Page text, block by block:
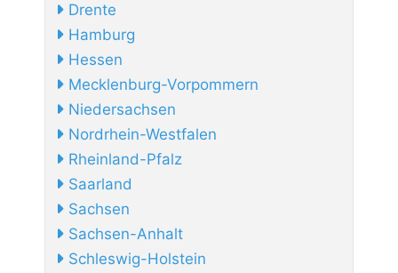
Drente
Hamburg
Hessen
Mecklenburg-Vorpommern
Niedersachsen
Nordrhein-Westfalen
Rheinland-Pfalz
Saarland
Sachsen
Sachsen-Anhalt
Schleswig-Holstein